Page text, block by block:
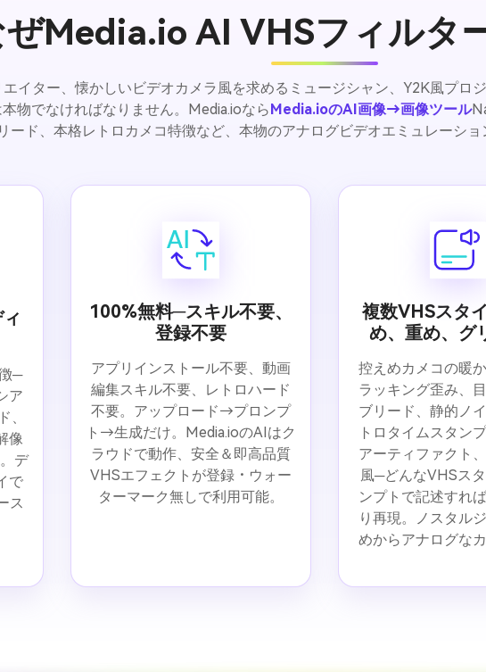
Media.io AI VHSフィルタ
イター、懐かしいビデオカメラ風を求めるミュージシャン、Y2K風プロ
物でなければなりません。Media.ioならMedia.ioのAI画像→画像ツール
ード、本格レトロカメコ特徴など、本物のアナログビデオエミュレーショ
─
ア
、
像
デ
で
ス
100%無料─スキル不要、
登録不要
アプリインストール不要、動画
編集スキル不要、レトロハード
不要。アップロード→プロンプ
ト→生成だけ。Media.ioのAIはク
ラウドで動作、安全＆即高品質
VHSエフェクトが登録・ウォー
ターマーク無しで利用可能。
複数VHSスタ
め、重め、グ
控えめカメコの暖
ラッキング歪み、
ブリード、静的ノ
トロタイムスタン
アーティファクト
風─どんなVHSス
ンプトで記述すれ
り再現。ノスタル
めからアナログなカ